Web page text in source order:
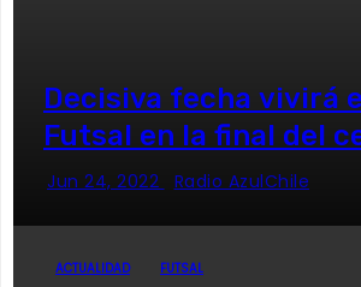
Decisiva fecha vivirá
Futsal en la final del
Jun 24, 2022 Radio AzulChile
ACTUALIDAD FUTSAL